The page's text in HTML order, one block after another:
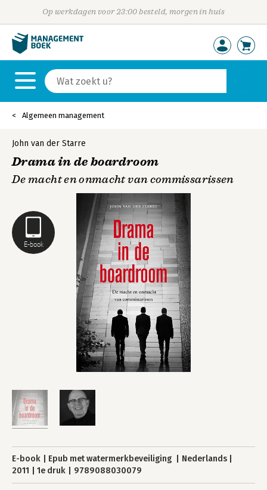
Op werkdagen voor 23:00 besteld, morgen in huis
Algemeen management
E-book
John van der Starre
Drama in de boardroom
De macht en onmacht van commissarissen
E-book Epub met watermerkbeveiliging
Nederlands
2011
1e druk 9789088030079